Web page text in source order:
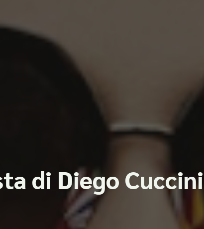
di Diego